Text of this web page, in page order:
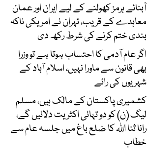
آبنائے ہرمز کھولنے کے لیے ایران اور عمان
معاہدے کے قریب، تہران نے امریکی ناکہ
بندی ختم کرنے کی شرط رکھ دی
اگر عام آدمی کا احتساب ہوتا ہے تو وزرا
بھی قانون سے ماورا نہیں، اسلام آباد کے
شہریوں کی رائے
کشمیری پاکستان کے مالک ہیں، مسلم
لیگ (ن) کو دو تہائی اکثریت دلائیں گے،
رانا ثنا اللہ کا ضلع باغ میں جلسہ عام سے
خطاب